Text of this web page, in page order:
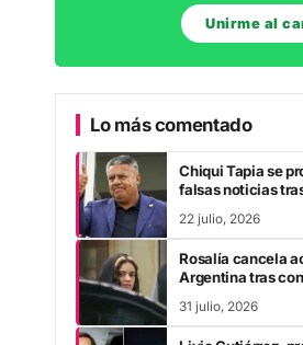
Unirme al
Lo más comentado
Chiqui Tapia se
falsas noticias
22 julio, 2026
Rosalía cancela
Argentina tras
sociales
31 julio, 2026
Livio Gutiérrez,